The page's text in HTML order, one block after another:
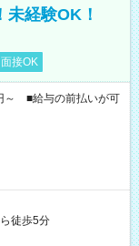
経験OK！
接OK
～ ■給与の前払いが可
徒歩5分